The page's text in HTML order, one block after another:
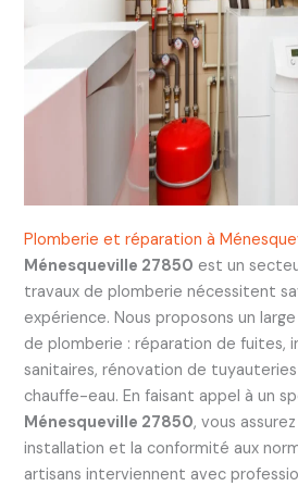
Plomberie et réparation à
Ménesqueville 27850 est un
travaux de plomberie nécessitent
expérience. Nous proposons un
de plomberie : réparation de fuites,
sanitaires, rénovation de
chauffe-eau. En faisant appel à un
Ménesqueville 27850, vous
installation et la conformité aux
artisans interviennent avec